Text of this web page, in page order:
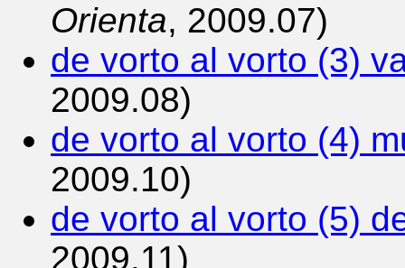
Orienta, 2009.07)
de vorto al vorto (3)
2009.08)
de vorto al vorto (4)
2009.10)
de vorto al vorto (5)
2009.11)